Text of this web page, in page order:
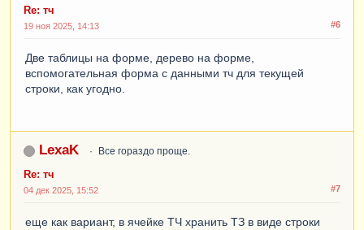
Re: тч
#6
19 ноя 2025, 14:13
Две таблицы на форме, дерево на форме,
вспомогательная форма с данными тч для текущей
строки, как угодно.
LexaK Все гораздо проще.
Re: тч
#7
04 дек 2025, 15:52
еще как вариант, в ячейке ТЧ хранить ТЗ в виде строки